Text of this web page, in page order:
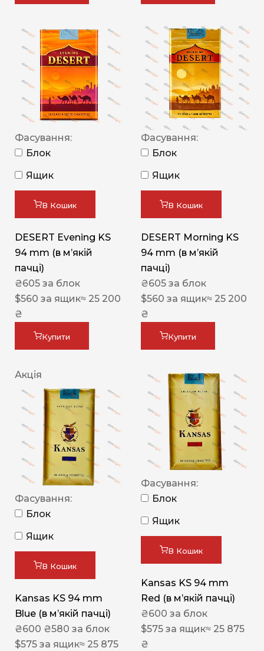
Фасування:
Блок
Ящик
В Кошик
DESERT Evening KS
94 mm (в мʼякій
пачці)
₴605 за блок
$560 за ящик≈ 25 200
₴
Купити
Фасування:
Блок
Ящик
В Кошик
DESERT Morning KS
94 mm (в мʼякій
пачці)
₴605 за блок
$560 за ящик≈ 25 200
₴
Купити
Акція
Фасування:
Блок
Ящик
В Кошик
Kansas KS 94 mm
Blue (в мʼякій пачці)
₴600 ₴580 за блок
$575 за ящик≈ 25 875
Фасування:
Блок
Ящик
В Кошик
Kansas KS 94 mm
Red (в мʼякій пачці)
₴600 за блок
$575 за ящик≈ 25 875
₴